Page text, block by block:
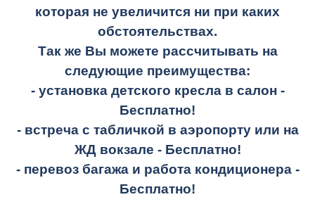
которая не увеличится ни при каких
обстоятельствах.
Так же Вы можете рассчитывать на
следующие преимущества:
- установка детского кресла в салон -
Бесплатно!
- встреча с табличкой в аэропорту или на
ЖД вокзале - Бесплатно!
- перевоз багажа и работа кондиционера -
Бесплатно!